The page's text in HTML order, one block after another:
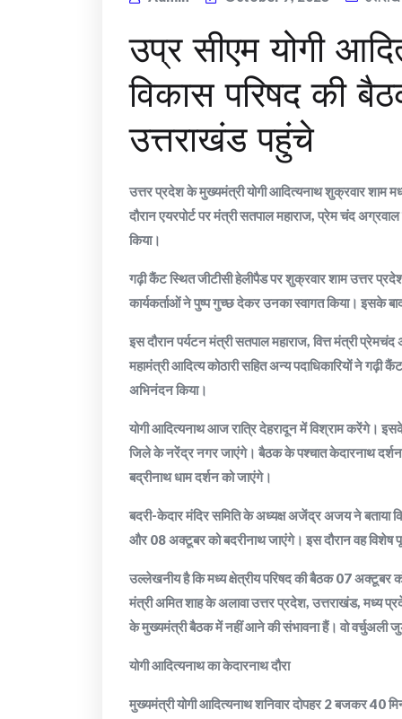
उप्र सीएम योगी
विकास परिषद की
उत्तराखंड पहुंचे
उत्तर प्रदेश के मुख्यमंत्री योगी आदित्यनाथ शुक्रवार शाम
दौरान एयरपोर्ट पर मंत्री सतपाल महाराज, प्रेम चंद
किया।
गढ़ी कैंट स्थित जीटीसी हेलीपैड पर शुक्रवार शाम उत्तर
कार्यकर्ताओं ने पुष्प गुच्छ देकर उनका स्वागत किया। इसके
इस दौरान पर्यटन मंत्री सतपाल महाराज, वित्त मंत्री
महामंत्री आदित्य कोठारी सहित अन्य पदाधिकारियों ने
अभिनंदन किया।
योगी आदित्यनाथ आज रात्रि देहरादून में विश्राम करेंगे।
जिले के नरेंद्र नगर जाएंगे। बैठक के पश्चात केदारनाथ
बद्रीनाथ धाम दर्शन को जाएंगे।
बदरी-केदार मंदिर समिति के अध्यक्ष अजेंद्र अजय ने बताया
और 08 अक्टूबर को बदरीनाथ जाएंगे। इस दौरान वह विशेष
उल्लेखनीय है कि मध्य क्षेत्रीय परिषद की बैठक 07 अक्टूबर
मंत्री अमित शाह के अलावा उत्तर प्रदेश, उत्तराखंड, मध्य
के मुख्यमंत्री बैठक में नहीं आने की संभावना हैं। वो वर्चुअली
योगी आदित्यनाथ का केदारनाथ दौरा
मुख्यमंत्री योगी आदित्यनाथ शनिवार दोपहर 2 बजकर 40